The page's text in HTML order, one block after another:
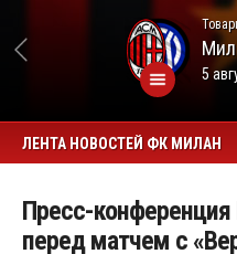
5
ЛЕНТА НОВОСТЕЙ ФК МИЛАН
Пресс-
перед матчем с